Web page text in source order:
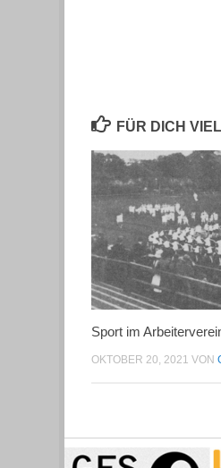
FÜR DICH
Sport im
OKTOBER 20, 2021 VON